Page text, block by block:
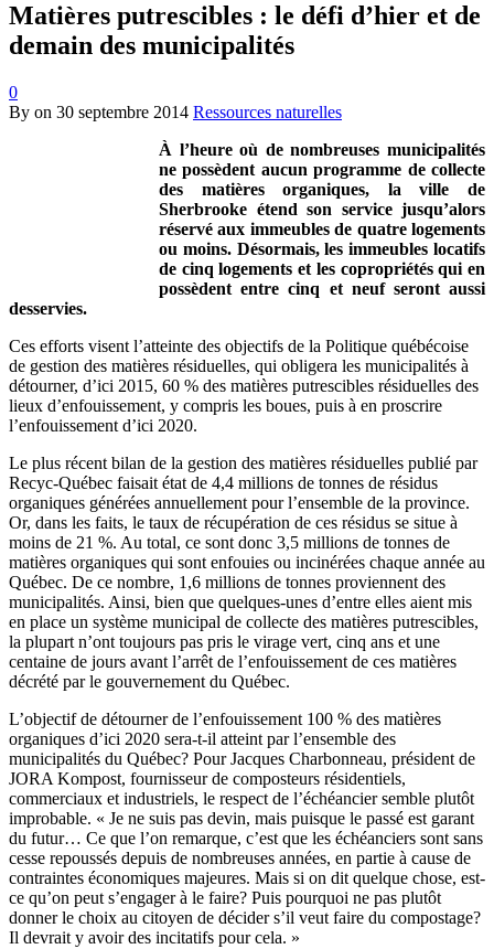
Matières putrescibles : le défi d’hier et de
demain des municipalités
0
By on 30 septembre 2014 Ressources naturelles
À l’heure où de nombreuses municipalités
ne possèdent aucun programme de collecte
des matières organiques, la ville de
Sherbrooke étend son service jusqu’alors
réservé aux immeubles de quatre logements
ou moins. Désormais, les immeubles locatifs
de cinq logements et les copropriétés qui en
possèdent entre cinq et neuf seront aussi
desservies.
Ces efforts visent l’atteinte des objectifs de la Politique québécoise
de gestion des matières résiduelles, qui obligera les municipalités à
détourner, d’ici 2015, 60 % des matières putrescibles résiduelles des
lieux d’enfouissement, y compris les boues, puis à en proscrire
l’enfouissement d’ici 2020.
Le plus récent bilan de la gestion des matières résiduelles publié par
Recyc-Québec faisait état de 4,4 millions de tonnes de résidus
organiques générées annuellement pour l’ensemble de la province.
Or, dans les faits, le taux de récupération de ces résidus se situe à
moins de 21 %. Au total, ce sont donc 3,5 millions de tonnes de
matières organiques qui sont enfouies ou incinérées chaque année au
Québec. De ce nombre, 1,6 millions de tonnes proviennent des
municipalités. Ainsi, bien que quelques-unes d’entre elles aient mis
en place un système municipal de collecte des matières putrescibles,
la plupart n’ont toujours pas pris le virage vert, cinq ans et une
centaine de jours avant l’arrêt de l’enfouissement de ces matières
décrété par le gouvernement du Québec.
L’objectif de détourner de l’enfouissement 100 % des matières
organiques d’ici 2020 sera-t-il atteint par l’ensemble des
municipalités du Québec? Pour Jacques Charbonneau, président de
JORA Kompost, fournisseur de composteurs résidentiels,
commerciaux et industriels, le respect de l’échéancier semble plutôt
improbable. « Je ne suis pas devin, mais puisque le passé est garant
du futur… Ce que l’on remarque, c’est que les échéanciers sont sans
cesse repoussés depuis de nombreuses années, en partie à cause de
contraintes économiques majeures. Mais si on dit quelque chose, est-
ce qu’on peut s’engager à le faire? Puis pourquoi ne pas plutôt
donner le choix au citoyen de décider s’il veut faire du compostage?
Il devrait y avoir des incitatifs pour cela. »